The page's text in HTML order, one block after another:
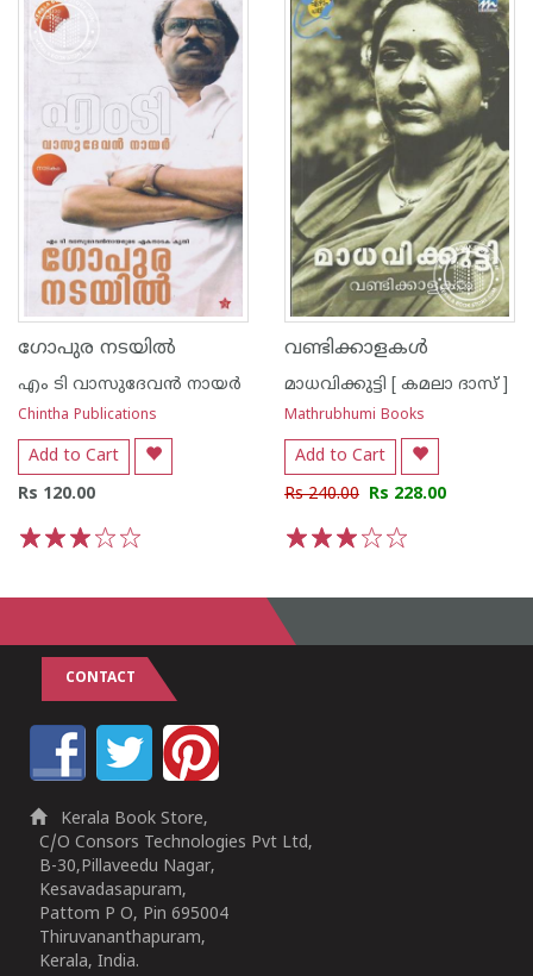
ഗോപുര നടയില്‍
എം ടി വാസുദേവന്‍ നായര്‍
Chintha Publications
Add to Cart
Rs 120.00
വണ്ടിക്കാളകള്‍
മാധവിക്കുട്ടി [ കമലാ ദാസ് ]
Mathrubhumi Books
Add to Cart
Rs 240.00 Rs 228.00
CONTACT
Kerala Book Store,
C/O Consors Technologies Pvt Ltd,
B-30,Pillaveedu Nagar,
Kesavadasapuram,
Pattom P O, Pin 695004
Thiruvananthapuram,
Kerala, India.